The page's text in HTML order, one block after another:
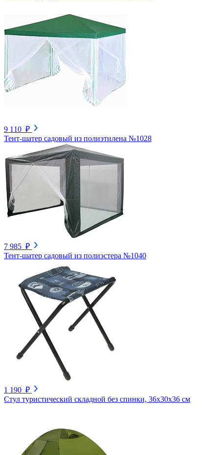
9 110 ₽
Тент-шатер садовый из полиэтилена №1028
7 985 ₽
Тент-шатер садовый из полиэстера №1040
1 190 ₽
Стул туристический складной без спинки, 36х30х36 см